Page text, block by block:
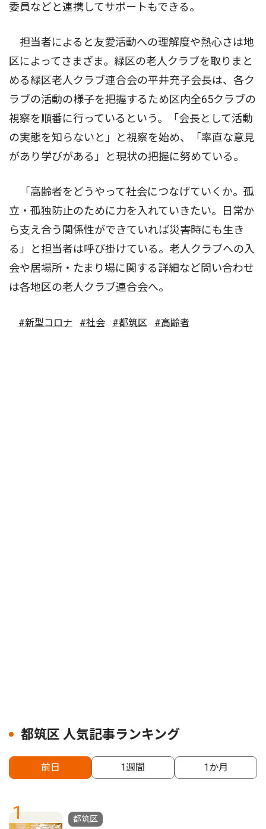
委員などと連携してサポートもできる。
担当者によると友愛活動への理解度や熱心さは地
区によってさまざま。緑区の老人クラブを取りまと
める緑区老人クラブ連合会の平井充子会長は、各ク
ラブの活動の様子を把握するため区内全65クラブの
視察を順番に行っているという。「会長として活動
の実態を知らないと」と視察を始め、「率直な意見
があり学びがある」と現状の把握に努めている。
「高齢者をどうやって社会につなげていくか。孤
立・孤独防止のために力を入れていきたい。日常か
ら支え合う関係性ができていれば災害時にも生き
る」と担当者は呼び掛けている。老人クラブへの入
会や居場所・たまり場に関する詳細など問い合わせ
は各地区の老人クラブ連合会へ。
#新型コロナ #社会 #都筑区 #高齢者
都筑区 人気記事ランキング
前日 1週間 1か月
1
都筑区